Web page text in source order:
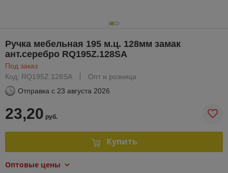
Ручка мебельная 195 м.ц. 128мм замак
ант.серебро RQ195Z.128SA
Под заказ
Код: RQ195Z.128SA
Опт и розница
Отправка с 23 августа 2026
23,20 руб.
Купить
Оптовые цены